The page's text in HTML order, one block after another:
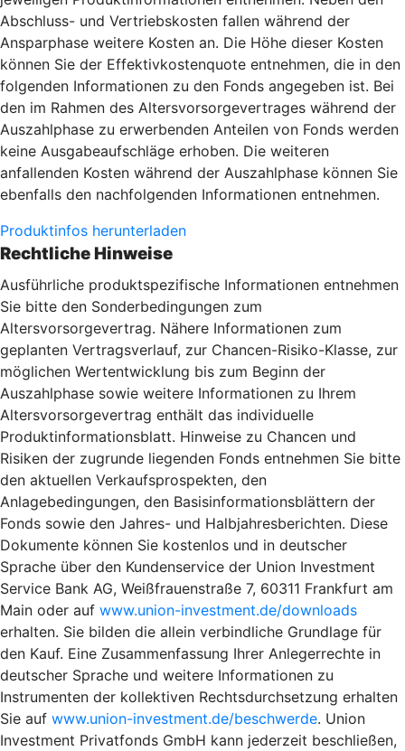
Abschluss- und Vertriebskosten fallen während der
Ansparphase weitere Kosten an. Die Höhe dieser Kosten
können Sie der Effektivkostenquote entnehmen, die in den
folgenden Informationen zu den Fonds angegeben ist. Bei
den im Rahmen des Altersvorsorgevertrages während der
Auszahlphase zu erwerbenden Anteilen von Fonds werden
keine Ausgabeaufschläge erhoben. Die weiteren
anfallenden Kosten während der Auszahlphase können Sie
ebenfalls den nachfolgenden Informationen entnehmen.
Produktinfos herunterladen
Rechtliche Hinweise
Ausführliche produktspezifische Informationen entnehmen
Sie bitte den Sonderbedingungen zum
Altersvorsorgevertrag. Nähere Informationen zum
geplanten Vertragsverlauf, zur Chancen-Risiko-Klasse, zur
möglichen Wertentwicklung bis zum Beginn der
Auszahlphase sowie weitere Informationen zu Ihrem
Altersvorsorgevertrag enthält das individuelle
Produktinformationsblatt. Hinweise zu Chancen und
Risiken der zugrunde liegenden Fonds entnehmen Sie bitte
den aktuellen Verkaufsprospekten, den
Anlagebedingungen, den Basisinformationsblättern der
Fonds sowie den Jahres- und Halbjahresberichten. Diese
Dokumente können Sie kostenlos und in deutscher
Sprache über den Kundenservice der Union Investment
Service Bank AG, Weißfrauenstraße 7, 60311 Frankfurt am
Main oder auf www.union-investment.de/downloads
erhalten. Sie bilden die allein verbindliche Grundlage für
den Kauf. Eine Zusammenfassung Ihrer Anlegerrechte in
deutscher Sprache und weitere Informationen zu
Instrumenten der kollektiven Rechtsdurchsetzung erhalten
Sie auf www.union-investment.de/beschwerde. Union
Investment Privatfonds GmbH kann jederzeit beschließen,